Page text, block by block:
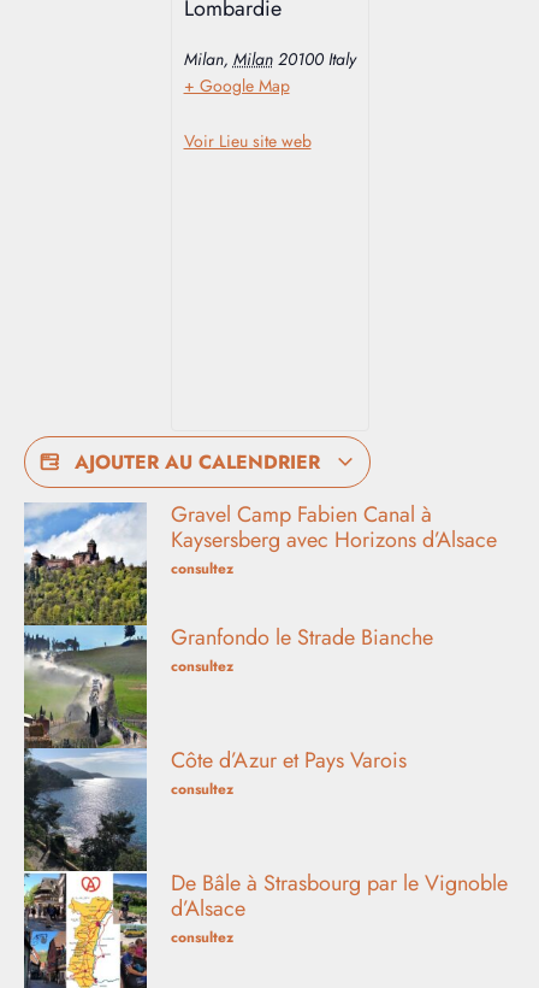
Lombardie
Milan, Milan 20100 Italy
+ Google Map
Voir Lieu site web
AJOUTER AU CALENDRIER
Gravel Camp Fabien Canal à
Kaysersberg avec Horizons d’Alsace
consultez
Granfondo le Strade Bianche
consultez
Côte d’Azur et Pays Varois
consultez
De Bâle à Strasbourg par le Vignoble
d’Alsace
consultez